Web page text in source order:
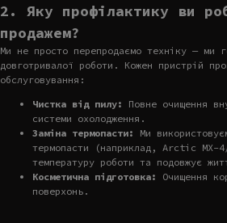
2. Яку профілактику ви
продажем?
Ми не просто перепродаємо техніку — ми
довготривалої роботи. Кожен пристрій
обслуговування:
Чистка від пилу:
Повне очищення
системи охолодження.
Заміна термопасти:
Ми
термопасти (наприклад, Arctic MX-
температуру роботи та подовжує
Косметична підготовка:
Очищення
поверхонь.